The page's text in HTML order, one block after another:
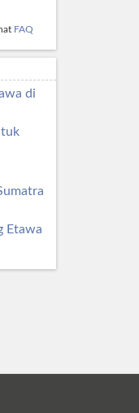
FAQ
di
Etawa